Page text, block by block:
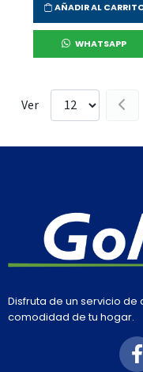
AÑADIR AL
WHATSAPP
Ver
Disfruta de un servicio
comodidad de tu hogar.